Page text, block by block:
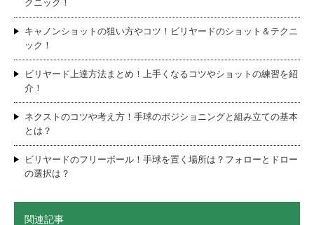
クニック！
キャノンショットの狙い方やコツ！ビリヤードのショット＆テクニ
ック！
ビリヤード上達方法まとめ！上手くなるコツやショットの練習を紹
介！
ネクストのコツや考え方！手球のポジショニングと組み立ての基本
とは？
ビリヤードのフリーボール！手球を置く場所は？フォローとドロー
の選択は？
関連記事